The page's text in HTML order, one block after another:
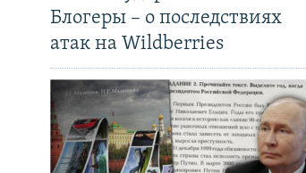
Блогеры – о последствиях
атак на Wildberries